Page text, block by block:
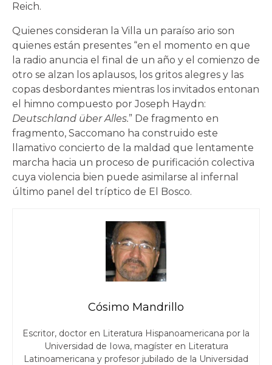
Reich.
Quienes consideran la Villa un paraíso ario son
quienes están presentes “en el momento en que
la radio anuncia el final de un año y el comienzo de
otro se alzan los aplausos, los gritos alegres y las
copas desbordantes mientras los invitados entonan
el himno compuesto por Joseph Haydn:
Deutschland über Alles.” De fragmento en
fragmento, Saccomano ha construido este
llamativo concierto de la maldad que lentamente
marcha hacia un proceso de purificación colectiva
cuya violencia bien puede asimilarse al infernal
último panel del tríptico de El Bosco.
Cósimo Mandrillo
Escritor, doctor en Literatura Hispanoamericana por la
Universidad de Iowa, magíster en Literatura
Latinoamericana y profesor jubilado de la Universidad